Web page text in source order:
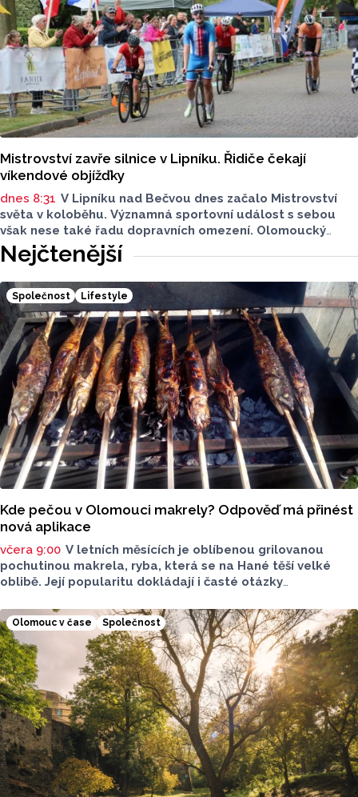
Mistrovství zavře silnice v Lipníku. Řidiče čekají
víkendové objížďky
dnes 8:31 V Lipníku nad Bečvou dnes začalo Mistrovství
světa v koloběhu. Významná sportovní událost s sebou
však nese také řadu dopravních omezení. Olomoucký
Report má pro vás stručný přehled. Na kterých místech
si dát pozor?
Nejčtenější
Společnost Lifestyle
Kde pečou v Olomouci makrely? Odpověď má přinést
nová aplikace
včera 9:00 V letních měsících je oblíbenou grilovanou
pochutinou makrela, ryba, která se na Hané těší velké
oblibě. Její popularitu dokládají i časté otázky
nebo o víkendu grilovat. Zpřehlednit tyto informace
má nová letní mikroaplikace "Kde pečou makrely?“
Olomouc v čase Společnost